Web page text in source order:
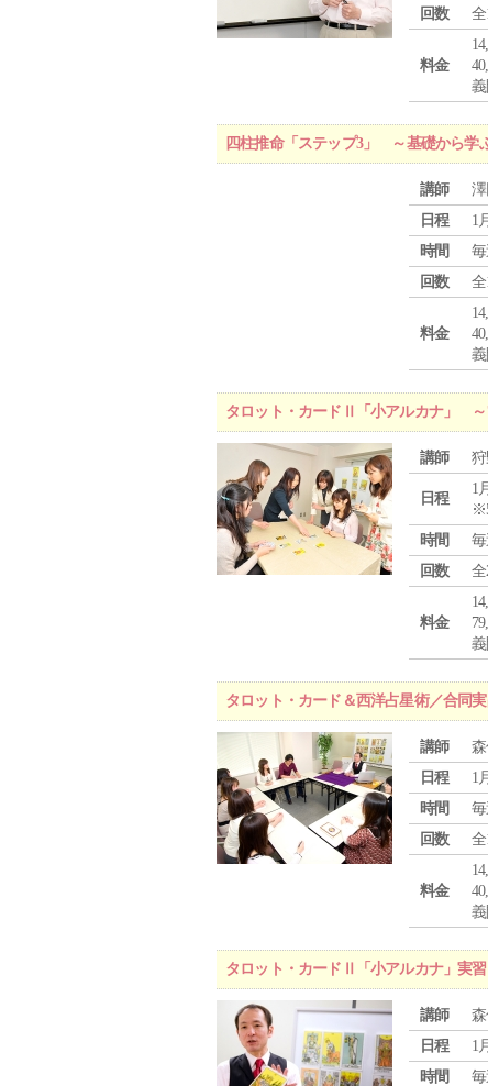
回数
全
料金
義
四柱推命「ステップ3」 ～基礎から学
講師
日程
1
時間
回数
全
料金
義
タロット・カードⅡ「小アルカナ」 ～
講師
日程
1
時間
回数
全
料金
義
タロット・カード＆西洋占星術／合同
講師
日程
1
時間
回数
全
料金
義
タロット・カードⅡ「小アルカナ」実
講師
日程
1
時間